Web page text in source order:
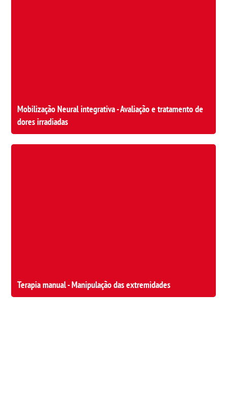
Mobilização Neural integrativa - Avaliação e tratamento de
dores irradiadas
Terapia manual - Manipulação das extremidades